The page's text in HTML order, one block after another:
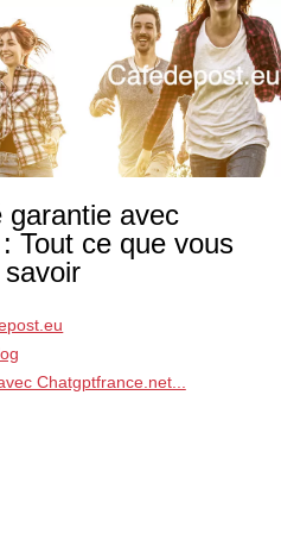
garantie avec
Tout ce que vous
Chatgptfrance.net...